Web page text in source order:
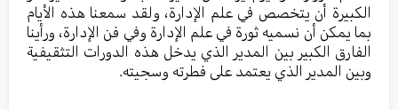
الكبيرة أن يتخصص في علم الإدارة، ولقد سمعنا هذه الأيام
بما يمكن أن نسميه ثورة في علم الإدارة وفي فن الإدارة، ورأينا
الفارق الكبير بين المدير الذي يدخل هذه الدورات التثقيفية
وبين المدير الذي يعتمد على فطرته وسجيته.